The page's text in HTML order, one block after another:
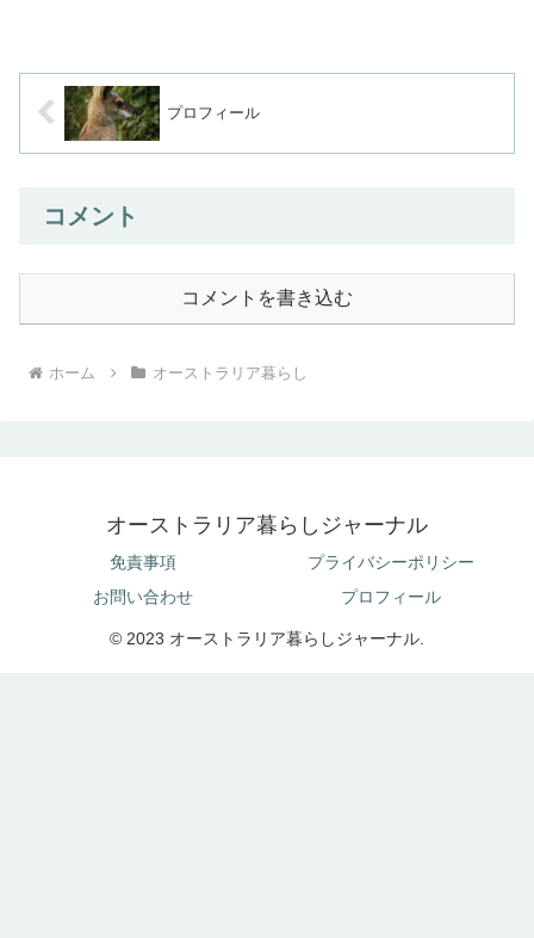
プロフィール
コメント
コメントを書き込む
ホーム オーストラリア暮らし
オーストラリア暮らしジャーナル
免責事項
プライバシーポリシー
お問い合わせ
プロフィール
© 2023 オーストラリア暮らしジャーナル.